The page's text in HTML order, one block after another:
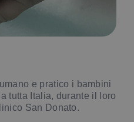
e pratico i bambini
tutta Italia, durante il loro
San Donato.